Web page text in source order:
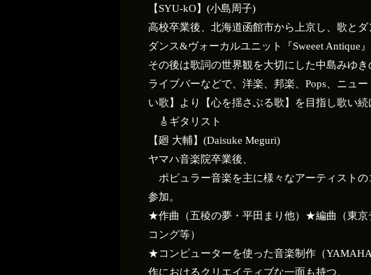
【SYU-kO】(小島周子)
高校卒業後、北海道函館市から上京し、歌とダ
ダンス&ヴォーカルユニット『Sweeet Antique
その後は歌詞の世界観を大切にした中島みゆ
ライブバーなどで、洋楽、邦楽、Pops、ニュ
い歌】より【心を揺さぶる歌】を目指し歌い
🎸ギタリスト
【廻 大輔】(Daisuke Meguri)
ヤマハ音楽院卒業後、
ポピュラー音楽を主に様々なアーティスト
参加。
★作曲（五稜の夢・平田まり他）★編曲（東京
コング等）
★コンピューターを使った音楽制作（
作におけるクリエイティブな一面も持つ。